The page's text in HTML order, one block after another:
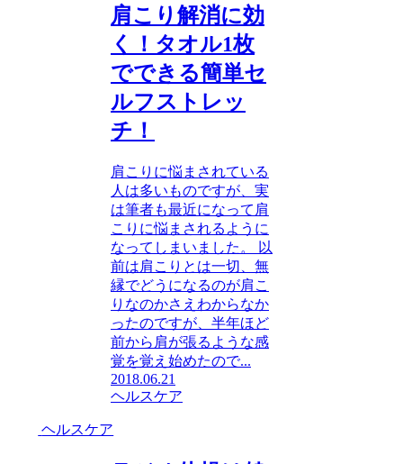
肩こり解消に効
く！タオル1枚
でできる簡単セ
ルフストレッ
チ！
肩こりに悩まされている
人は多いものですが、実
は筆者も最近になって肩
こりに悩まされるように
なってしまいました。 以
前は肩こりとは一切、無
縁でどうになるのが肩こ
りなのかさえわからなか
ったのですが、半年ほど
前から肩が張るような感
覚を覚え始めたので...
2018.06.21
ヘルスケア
ヘルスケア